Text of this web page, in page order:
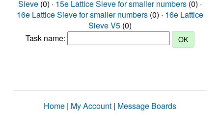
Sieve (0) · 15e Lattice Sieve for smaller numbers (0) ·
16e Lattice Sieve for smaller numbers (0) · 16e Lattice
Sieve V5 (0)
Task name:
Home | My Account | Message Boards